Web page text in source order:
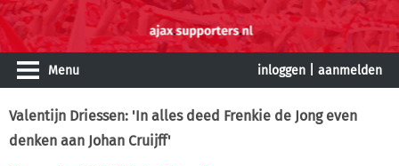
Menu inloggen aanmelden
Valentijn Driessen: 'In alles deed Frenkie de Jong even
denken aan Johan Cruijff'